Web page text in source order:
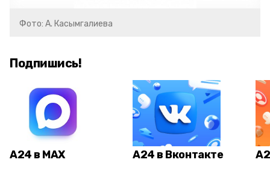
Фото: А. Касымгалиева
Подпишись!
А24 в MAX А24 в Вконтакте